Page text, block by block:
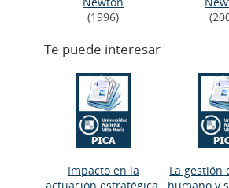
(1996)
Te puede interesar
Impacto en la
La gestión